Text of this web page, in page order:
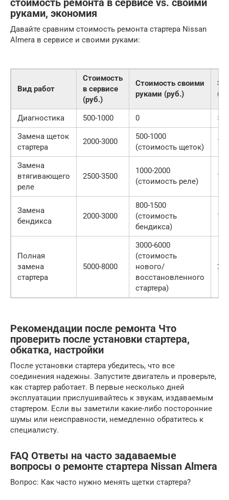
стоимость ремонта в сервисе vs. своими
руками, экономия
Давайте сравним стоимость ремонта стартера Nissan
Almera в сервисе и своими руками:
Вид работ
Стоимость
в сервисе
(руб.)
Стоимость своими
руками (руб.)
Диагностика 500-1000 0
Замена щеток
стартера
2000-3000
500-1000
(стоимость щеток)
Замена
втягивающего
реле
2500-3500
1000-2000
(стоимость реле)
Замена
бендикса
2000-3000
800-1500
(стоимость
бендикса)
Полная
замена
стартера
5000-8000
3000-6000
(стоимость
нового/
восстановленного
стартера)
Рекомендации после ремонта Что
проверить после установки стартера,
обкатка, настройки
После установки стартера убедитесь, что все
соединения надежны. Запустите двигатель и проверьте,
как стартер работает. В первые несколько дней
эксплуатации прислушивайтесь к звукам, издаваемым
стартером. Если вы заметили какие-либо посторонние
шумы или неисправности, немедленно обратитесь к
специалисту.
FAQ Ответы на часто задаваемые
вопросы о ремонте стартера Nissan Almera
Вопрос: Как часто нужно менять щетки стартера?